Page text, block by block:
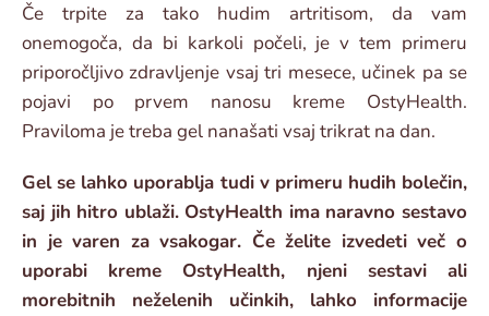
Če trpite za tako hudim artritisom, da vam
onemogoča, da bi karkoli počeli, je v tem primeru
priporočljivo zdravljenje vsaj tri mesece, učinek pa se
pojavi po prvem nanosu kreme OstyHealth.
Praviloma je treba gel nanašati vsaj trikrat na dan.
Gel se lahko uporablja tudi v primeru hudih bolečin,
saj jih hitro ublaži. OstyHealth ima naravno sestavo
in je varen za vsakogar. Če želite izvedeti več o
uporabi kreme OstyHealth, njeni sestavi ali
morebitnih neželenih učinkih, lahko informacije